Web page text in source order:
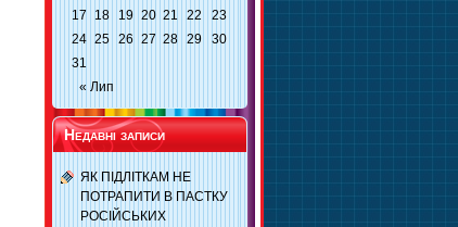
« Лип
17
18 19 20 21 22
23
24 25 26 27 28 29
30
31
Недавні записи
ЯК ПІДЛІТКАМ НЕ
ПОТРАПИТИ В ПАСТКУ
РОСІЙСЬКИХ